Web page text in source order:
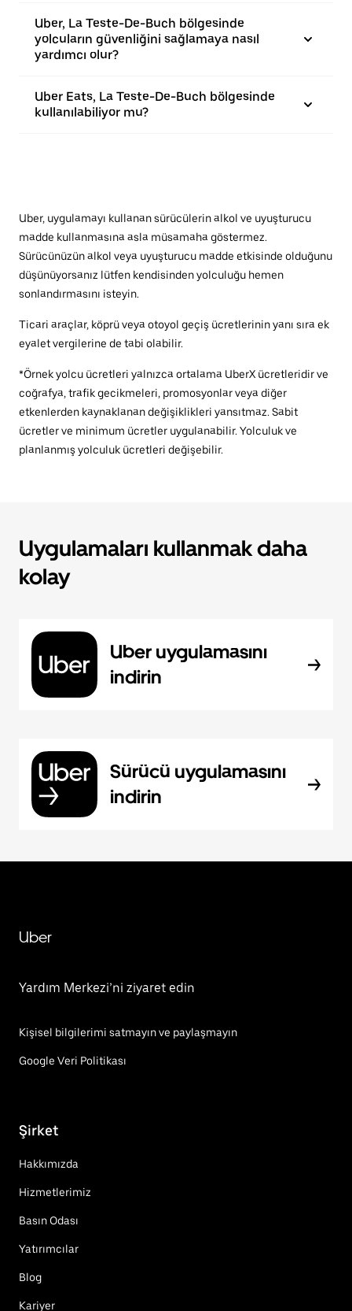
Uber, La Teste-De-Buch bölgesinde
yolcuların güvenliğini sağlamaya nasıl
yardımcı olur?
Uber Eats, La Teste-De-Buch bölgesinde
kullanılabiliyor mu?
Uber, uygulamayı kullanan sürücülerin alkol ve uyuşturucu
madde kullanmasına asla müsamaha göstermez.
Sürücünüzün alkol veya uyuşturucu madde etkisinde olduğunu
düşünüyorsanız lütfen kendisinden yolculuğu hemen
sonlandırmasını isteyin.
Ticari araçlar, köprü veya otoyol geçiş ücretlerinin yanı sıra ek
eyalet vergilerine de tabi olabilir.
*Örnek yolcu ücretleri yalnızca ortalama UberX ücretleridir ve
coğrafya, trafik gecikmeleri, promosyonlar veya diğer
etkenlerden kaynaklanan değişiklikleri yansıtmaz. Sabit
ücretler ve minimum ücretler uygulanabilir. Yolculuk ve
planlanmış yolculuk ücretleri değişebilir.
Uygulamaları kullanmak daha
kolay
Uber uygulamasını
indirin
Sürücü uygulamasını
indirin
Uber
Yardım Merkezi’ni ziyaret edin
Kişisel bilgilerimi satmayın ve paylaşmayın
Google Veri Politikası
Şirket
Hakkımızda
Hizmetlerimiz
Basın Odası
Yatırımcılar
Blog
Kariyer